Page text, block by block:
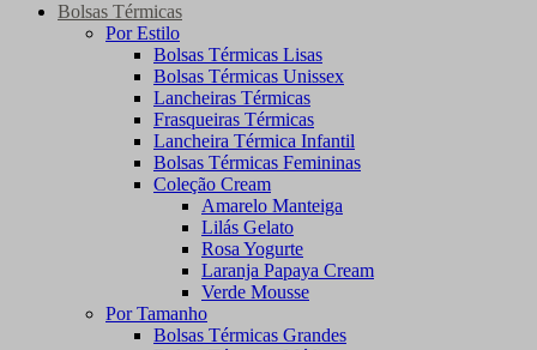
Bolsas Térmicas
Por Estilo
Bolsas Térmicas Lisas
Bolsas Térmicas Unissex
Lancheiras Térmicas
Frasqueiras Térmicas
Lancheira Térmica Infantil
Bolsas Térmicas Femininas
Coleção Cream
Amarelo Manteiga
Lilás Gelato
Rosa Yogurte
Laranja Papaya Cream
Verde Mousse
Por Tamanho
Bolsas Térmicas Grandes